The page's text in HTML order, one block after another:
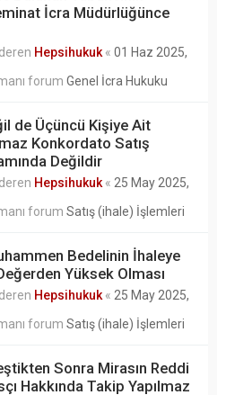
İcra Müdürlüğünce
Hepsihukuk « 01 Haz 2025,
forum Genel İcra Hukuku
de Üçüncü Kişiye Ait
Konkordato Satış
Değildir
Hepsihukuk « 25 May 2025,
forum Satış (ihale) İşlemleri
Bedelinin İhaleye
Yüksek Olması
Hepsihukuk « 25 May 2025,
forum Satış (ihale) İşlemleri
Sonra Mirasın Reddi
Hakkında Takip Yapılmaz